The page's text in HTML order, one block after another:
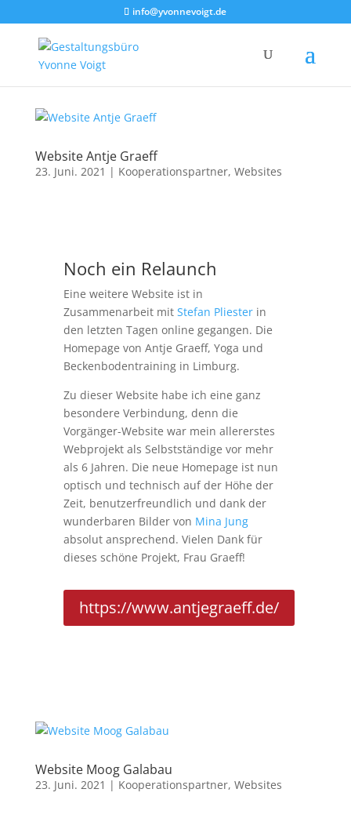
info@yvonnevoigt.de
Website Antje Graeff
23. Juni. 2021 | Kooperationspartner, Websites
Noch ein Relaunch
Eine weitere Website ist in
Zusammenarbeit mit Stefan Pliester in
den letzten Tagen online gegangen. Die
Homepage von Antje Graeff, Yoga und
Beckenbodentraining in Limburg.
Zu dieser Website habe ich eine ganz
besondere Verbindung, denn die
Vorgänger-Website war mein allererstes
Webprojekt als Selbstständige vor mehr
als 6 Jahren. Die neue Homepage ist nun
optisch und technisch auf der Höhe der
Zeit, benutzerfreundlich und dank der
wunderbaren Bilder von Mina Jung
absolut ansprechend. Vielen Dank für
dieses schöne Projekt, Frau Graeff!
https://www.antjegraeff.de/
Website Moog Galabau
23. Juni. 2021 | Kooperationspartner, Websites